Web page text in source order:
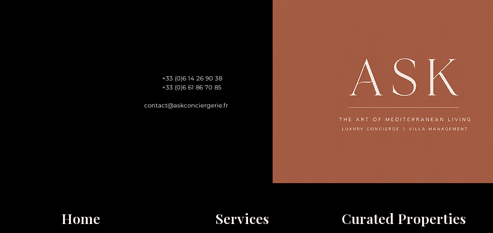
+33 (0)6 14 26 90 38
+33 (0)6 61 86 70 85
contact@askconciergerie.fr
Home Services Curated Properties